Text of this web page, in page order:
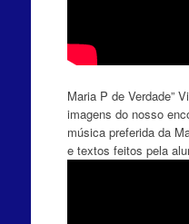
Maria P de Verdade”
imagens do nosso
música preferida da
e textos feitos pela